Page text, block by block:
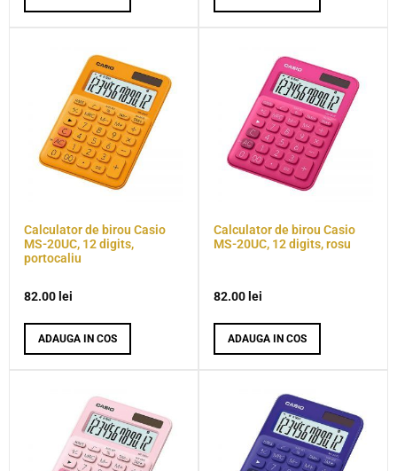
Calculator de birou Casio
MS-20UC, 12 digits,
portocaliu
82.00 lei
ADAUGA IN COS
Calculator de birou Casio
MS-20UC, 12 digits, rosu
82.00 lei
ADAUGA IN COS